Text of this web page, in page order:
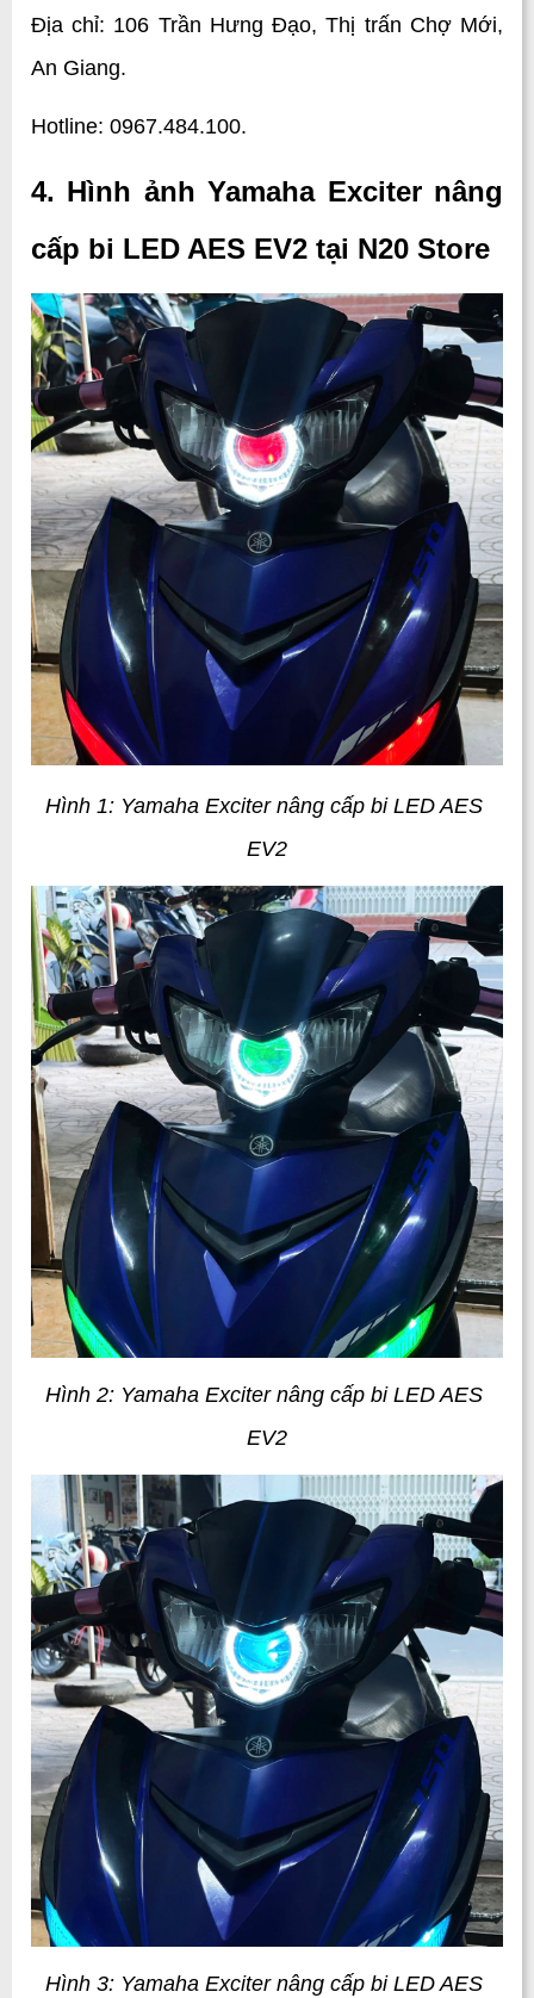
Địa chỉ: 106 Trần Hưng Đạo, Thị trấn Chợ Mới,
An Giang.
Hotline: 0967.484.100.
4. Hình ảnh Yamaha Exciter nâng
cấp bi LED AES EV2 tại N20 Store
Hình 1: Yamaha Exciter nâng cấp bi LED AES
EV2
Hình 2: Yamaha Exciter nâng cấp bi LED AES
EV2
Hình 3: Yamaha Exciter nâng cấp bi LED AES